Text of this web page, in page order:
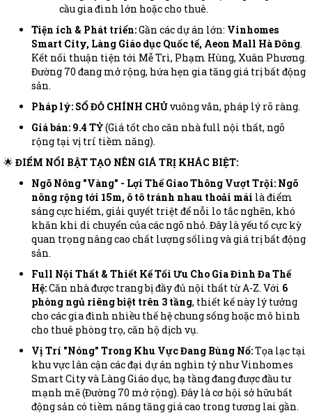
cầu gia đình lớn hoặc cho thuê.
Tiện ích & Phát triển:Gần các dự án lớn: Vinhomes
Smart City, Làng Giáo dục Quốc tế, Aeon Mall Hà Đông.
Kết nối thuận tiện tới Mễ Trì, Phạm Hùng, Xuân Phương.
Đường 70 đang mở rộng, hứa hẹn gia tăng giá trị bất động
sản.
Pháp lý: SỔ ĐỎ CHÍNH CHỦvuông vắn, pháp lý rõ ràng.
Giá bán: 9.4 TỶ(Giá tốt cho căn nhà full nội thất, ngõ
rộng tại vị trí tiềm năng).
🌟 ĐIỂM NỔI BẬT TẠO NÊN GIÁ TRỊ KHÁC BIỆT:
Ngõ Nông "Vàng" - Lợi Thế Giao Thông Vượt Trội: Ngõ
nông rộng tới 15m, ô tô tránh nhau thoải mái là điểm
sáng cực hiếm, giải quyết triệt để nỗi lo tắc nghẽn, khó
khăn khi di chuyển của các ngõ nhỏ. Đây là yếu tố cực kỳ
quan trọng nâng cao chất lượng sốling và giá trị bất động
sản.
Full Nội Thất & Thiết Kế Tối Ưu Cho Gia Đình Đa Thế
Hệ:Căn nhà được trang bị đầy đủ nội thất từ A-Z. Với 6
phòng ngủ riêng biệt trên 3 tầng, thiết kế này lý tưởng
cho các gia đình nhiều thế hệ chung sống hoặc mô hình
cho thuê phòng trọ, căn hộ dịch vụ.
Vị Trí "Nóng" Trong Khu Vực Đang Bùng Nổ:Tọa lạc tại
khu vực lân cận các đại dự án nghìn tỷ như Vinhomes
Smart City và Làng Giáo dục, hạ tầng đang được đầu tư
mạnh mẽ (Đường 70 mở rộng). Đây là cơ hội sở hữu bất
động sản có tiềm năng tăng giá cao trong tương lai gần.